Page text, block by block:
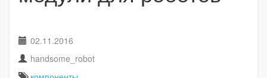
02.11.2016
handsome_robot